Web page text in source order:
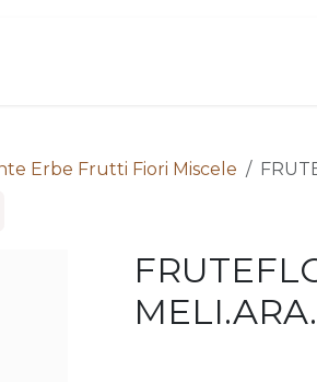
Erbe Frutti Fiori Miscele